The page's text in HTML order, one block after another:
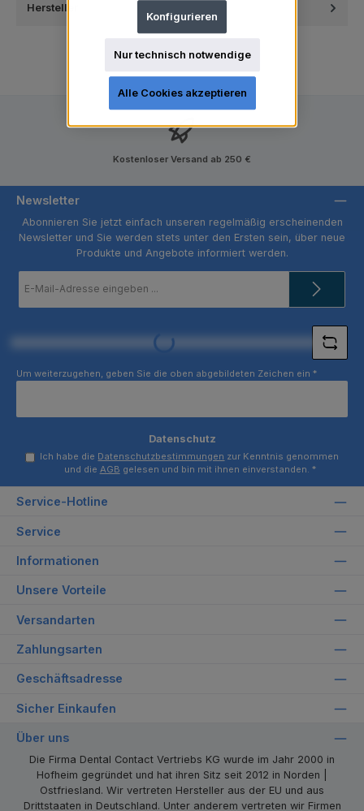
Hersteller
Kostenloser Versand ab 250 €
Newsletter
Abonnieren Sie jetzt einfach unseren regelmäßig erscheinenden
Newsletter und Sie werden stets unter den Ersten sein, über neue
Produkte und Angebote informiert werden.
Mail-
Loading...
Um weiterzugehen, geben Sie die oben abgebildeten Zeichen ein *
Datenschutz
Ich habe die Datenschutzbestimmungen zur Kenntnis genommen
und die AGB gelesen und bin mit ihnen einverstanden. *
Service-Hotline
Service
Informationen
Unsere Vorteile
Versandarten
Zahlungsarten
Geschäftsadresse
Sicher Einkaufen
Über uns
Die Firma Dental Contact Vertriebs KG wurde im Jahr 2000 in
Hofheim gegründet und hat ihren Sitz seit 2012 in Norden |
Ostfriesland. Wir vertreten Hersteller aus der EU und aus
Drittstaaten in Deutschland. Unter anderem vertreten wir Firmen
Nur technisch notwendige
Konfigurieren
Alle Cookies akzeptieren